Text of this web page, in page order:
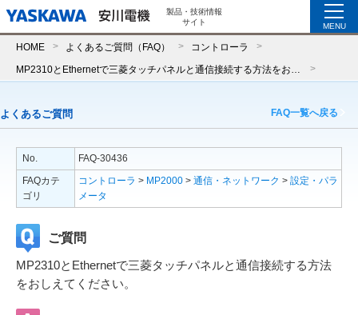
製品・技術情報
サイト
MENU
HOME よくあるご質問（FAQ） コントローラ
よくあるご質問 FAQ一覧へ戻る
No.
FAQ-30436
FAQカテ
ゴリ
コントローラ > MP2000 > 通信・ネットワーク > 設定・パラ
メータ
ご質問
MP2310とEthernetで三菱タッチパネルと通信接続する方法
をおしえてください。